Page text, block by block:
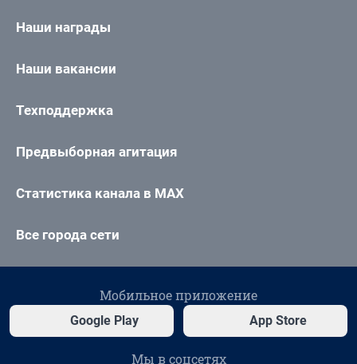
Наши награды
Наши вакансии
Техподдержка
Предвыборная агитация
Статистика канала в MAX
Все города сети
Мобильное приложение
Google Play App Store
Мы в соцсетях